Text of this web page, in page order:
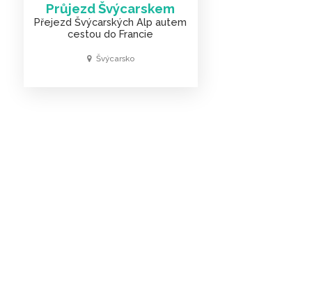
Průjezd Švýcarskem
Přejezd Švýcarských Alp autem
cestou do Francie
Švýcarsko